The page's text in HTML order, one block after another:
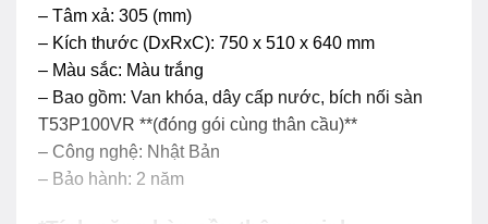
– Tâm xả: 305 (mm)
– Kích thước (DxRxC): 750 x 510 x 640 mm
– Màu sắc: Màu trắng
– Bao gồm: Van khóa, dây cấp nước, bích nối sàn
T53P100VR **(đóng gói cùng thân cầu)**
– Công nghệ: Nhật Bản
– Bảo hành: 2 năm